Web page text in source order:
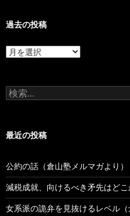
過去の投稿
過
去
稿
検
索:
最近の投稿
公約の話（倉山塾メルマガより）
減税成就、向けるべき矛先はどこ
女系派の詭弁を見抜けるレベル（